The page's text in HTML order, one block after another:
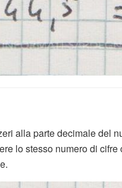
alla parte decimale del
lo stesso numero di cifre